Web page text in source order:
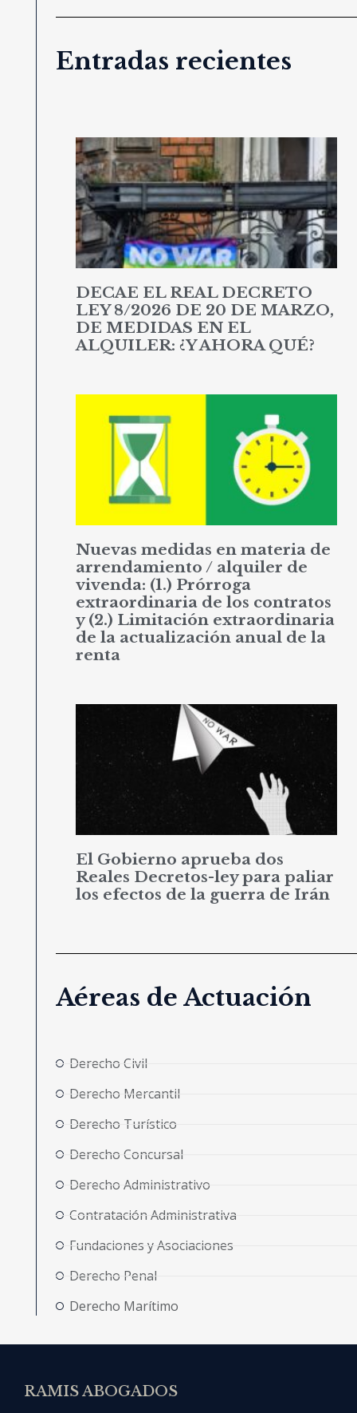
Entradas recientes
DECAE EL REAL DECRETO
LEY 8/2026 DE 20 DE MARZO,
DE MEDIDAS EN EL
ALQUILER: ¿Y AHORA QUÉ?
Nuevas medidas en materia de
arrendamiento / alquiler de
vivenda: (1.) Prórroga
extraordinaria de los contratos
y (2.) Limitación extraordinaria
de la actualización anual de la
renta
El Gobierno aprueba dos
Reales Decretos-ley para paliar
los efectos de la guerra de Irán
Aéreas de Actuación
Derecho Civil
Derecho Mercantil
Derecho Turístico
Derecho Concursal
Derecho Administrativo
Contratación Administrativa
Fundaciones y Asociaciones
Derecho Penal
Derecho Marítimo
RAMIS ABOGADOS